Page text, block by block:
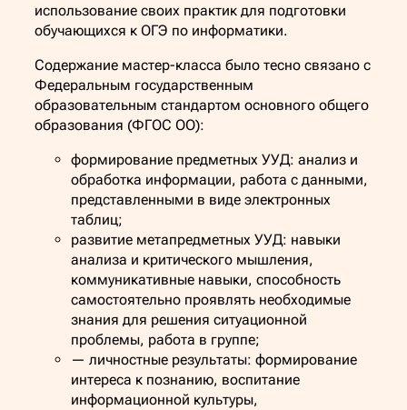
использование своих практик для подготовки
обучающихся к ОГЭ по информатики.
Содержание мастер-класса было тесно связано с
Федеральным государственным
образовательным стандартом основного общего
образования (ФГОС ОО):
формирование предметных УУД: анализ и
обработка информации, работа с данными,
представленными в виде электронных
таблиц;
развитие метапредметных УУД: навыки
анализа и критического мышления,
коммуникативные навыки, способность
самостоятельно проявлять необходимые
знания для решения ситуационной
проблемы, работа в группе;
— личностные результаты: формирование
интереса к познанию, воспитание
информационной культуры,